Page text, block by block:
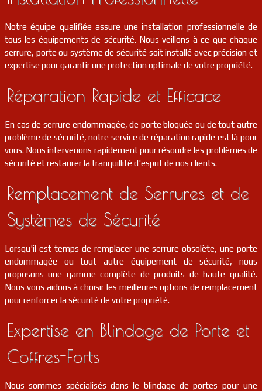
serrurier 91 Draveil FR 91210
serrurier 91 Boutervilliers FR
Notre équipe qualifiée assure une installation professionnelle de
tous les équipements de sécurité. Nous veillons à ce que chaque
serrure, porte ou système de sécurité soit installé avec précision et
expertise pour garantir une protection optimale de votre propriété.
Réparation Rapide et Efficace
En cas de serrure endommagée, de porte bloquée ou de tout autre
problème de sécurité, notre service de réparation rapide est là pour
vous. Nous intervenons rapidement pour résoudre les problèmes de
sécurité et restaurer la tranquillité d'esprit de nos clients.
Remplacement de Serrures et de
Systèmes de Sécurité
Lorsqu'il est temps de remplacer une serrure obsolète, une porte
endommagée ou tout autre équipement de sécurité, nous
proposons une gamme complète de produits de haute qualité.
Nous vous aidons à choisir les meilleures options de remplacement
pour renforcer la sécurité de votre propriété.
Expertise en Blindage de Porte et
Coffres-Forts
Nous sommes spécialisés dans le blindage de portes pour une